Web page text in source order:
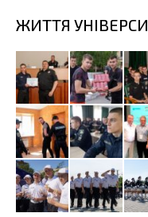
ЖИТТЯ